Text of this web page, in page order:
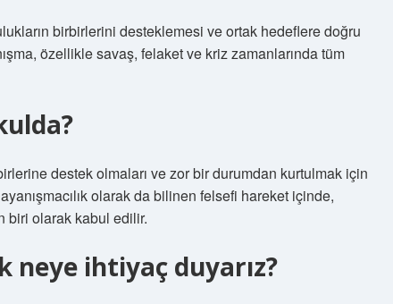
birbirlerini desteklemesi ve ortak hedeflere doğru
özellikle savaş, felaket ve kriz zamanlarında tüm
destek olmaları ve zor bir durumdan kurtulmak için
olarak da bilinen felsefi hareket içinde,
biri olarak kabul edilir.
neye ihtiyaç duyarız?